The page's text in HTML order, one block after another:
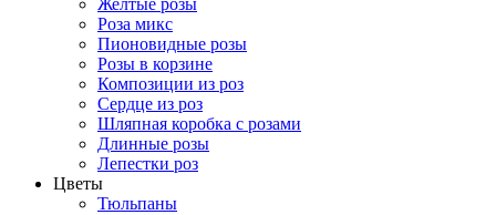
Желтые розы
Роза микс
Пионовидные розы
Розы в корзине
Композиции из роз
Сердце из роз
Шляпная коробка с розами
Длинные розы
Лепестки роз
Цветы
Тюльпаны